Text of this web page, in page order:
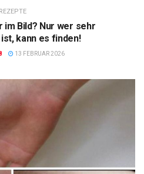
REZEPTE
im Bild? Nur wer sehr
kann es finden!
13 FEBRUAR 2026